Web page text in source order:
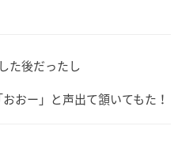
た後だったし
おー」と声出て頷いてもた！